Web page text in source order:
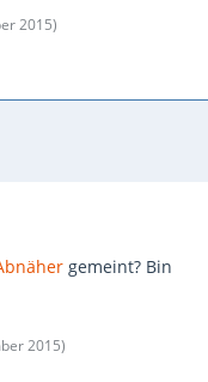
2015)
gemeint? Bin
2015)